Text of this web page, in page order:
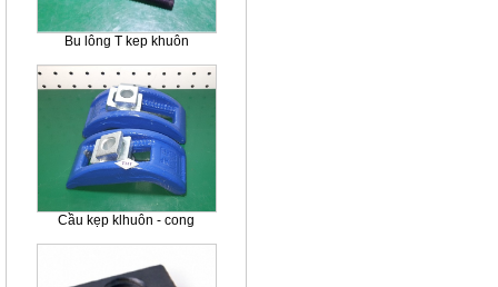
Bu lông T kep khuôn
Cầu kẹp klhuôn - cong